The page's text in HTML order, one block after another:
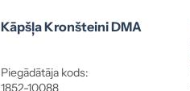
Kāpšļa Kronšteini DMA
Piegādātāja kods:
1852-10088